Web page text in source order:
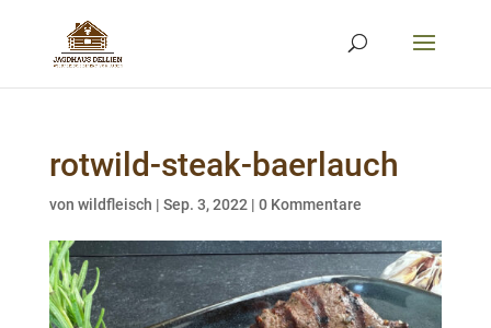
rotwild-steak-baerlauch
von wildfleisch | Sep. 3, 2022 | 0 Kommentare